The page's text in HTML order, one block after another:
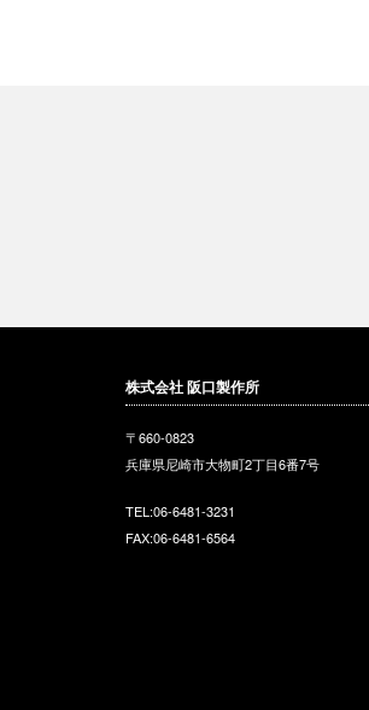
株式会社 阪口製作所
〒660-0823
兵庫県尼崎市大物町2丁目6番7号
TEL:06-6481-3231
FAX:06-6481-6564